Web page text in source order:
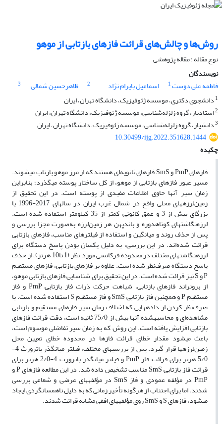
روش‌ها و چالش‌های قرائت فازهای بازتابی از موهو
نوع مقاله : مقاله پژوهشی‌
نویسندگان
فاطمه علی دوست1 اسماعیل بایرام نژاد 2 ظاهرحسین شمالی
3
1 دانشجوی دکتری، موسسه ژئوفیزیک، دانشگاه تهران، ایران
2استادیار، گروه زلزله‌شناسی، موسسه ژئوفیزیک، دانشگاه تهران، ایران
3دانشیار، گروه زلزله‌شناسی، موسسه ژئوفیزیک، دانشگاه تهران، ایران
10.30499/ijg.2022.351628.1444
چکیده
فازهای PmP و SmS فازهای ثانویه‌ای هستند که از مرز موهو بازتاب می­شوند.
مسیر عبور فازهای بازتابی از موهو، از کل ساختار پوسته می­گذرد؛ بنابراین
زمان سیر آنها حاوی اطلاعات مفیدی از پوسته است. در این تحقیق از
زمین‌لرزه­های محلی واقع در شمال غرب ایران در سال­های 2017-1996 با
بزرگای بیش از 3 و عمق کانونی کمتر از 35 کیلومتر استفاده شده است.
لرزه‌نگاشت­های کوتاه­دوره و باندپهن هر زمین‌لرزه به‌صورت مجزا بررسی و
پس از حذف روند و میانگین و استفاده از فیلترهای مناسب، فازهای بازتابی
قرائت شده‌اند. در این بررسی، به دلیل یکسان بودن پاسخ دستگاه برای
لرزه­نگاشت­های مختلف در محدوده فرکانسی مورد نظر (1 تا10 هرتز)، از حذف
پاسخ دستگاه صرف‌نظر شده است. علاوه بر فازهای بازتابی، فازهای مستقیم
P و S نیز قرائت شده است. در این تحقیق برای شناسایی فازهای بازتابی موهو،
از برون­راند فازهای بازتابی، شباهت حرکت ذرات فاز بازتابی PmP و فاز
مستقیم P و همچنین فاز بازتابی SmS و فاز مستقیم S استفاده شده است. با
صرف‌نظر کردن از داده­هایی که اختلاف زمان سیر فازهای مستقیم و بازتابی
مشاهده‌ای و محاسبه­شده آنها بیش از 75/0 ثانیه است، دقت قرائت فازهای
بازتابی افزایش یافته است. این روش که به زمان سیر تفاضلی موسوم است،
باعث می­شود مقدار خطای قرائت فازها در محدوده خطای تعیین محل
زمین‌لرزه­ها قرار گیرد. پس از بررسی­های مختلف، فیلتر میان­گذر باترورث 4-
5/0 هرتز برای قرائت فاز PmP و فیلتر میان­گذر باترورث 4-2/0 هرتز برای
قرائت فاز بازتابی SmS مناسب تشخیص داده شد. در این مطالعه فازهای P و
PmP در مؤلفه عمودی و فاز SmS در مؤلفه­های عرضی و شعاعی بررسی
شدند، اما برای اجتناب از هرگونه تأخیر زمانی که به دلیل ناهمسانگردی ایجاد
می­شود، فازهای S و SmS روی مؤلفه­های افقی مشابه قرائت شدند.